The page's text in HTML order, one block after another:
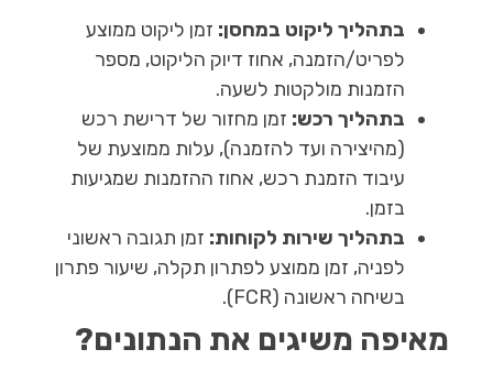
בתהליך ליקוט במחסן: זמן ליקוט ממוצע
לפריט/הזמנה, אחוז דיוק הליקוט, מספר
הזמנות מולקטות לשעה.
בתהליך רכש: זמן מחזור של דרישת רכש
(מהיצירה ועד להזמנה), עלות ממוצעת של
עיבוד הזמנת רכש, אחוז ההזמנות שמגיעות
בזמן.
בתהליך שירות לקוחות: זמן תגובה ראשוני
לפניה, זמן ממוצע לפתרון תקלה, שיעור פתרון
בשיחה ראשונה (FCR).
מאיפה משיגים את הנתונים?